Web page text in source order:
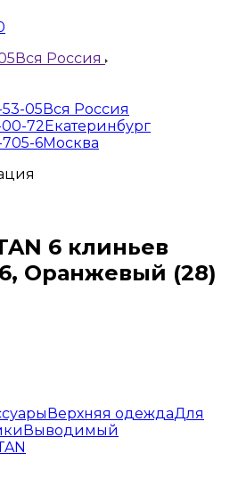
Вся Россия
05Вся Россия
72Екатеринбург
6Москва
6 клиньев
Оранжевый (28)
Верхняя одеждаДля
Выводимый